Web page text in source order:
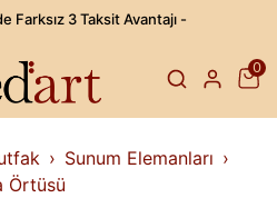
Farksız 3 Taksit Avantajı -
0
Sunum Elemanları
Örtüsü